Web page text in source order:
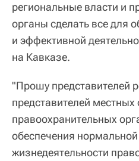
региональные власти и
органы сделать все для
и эффективной
на Кавказе.
"Прошу представителей
представителей местных
правоохранительных
обеспечения
жизнедеятельности